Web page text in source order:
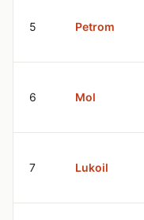
5 Petrom
6 Mol
7 Lukoil